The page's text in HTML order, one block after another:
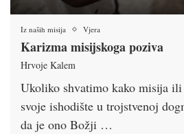
Iz naših misija Vjera
Karizma misijskoga poziva
Hrvoje Kalem
Ukoliko shvatimo kako misija
svoje ishodište u trojstvenoj
da je ono Božji …